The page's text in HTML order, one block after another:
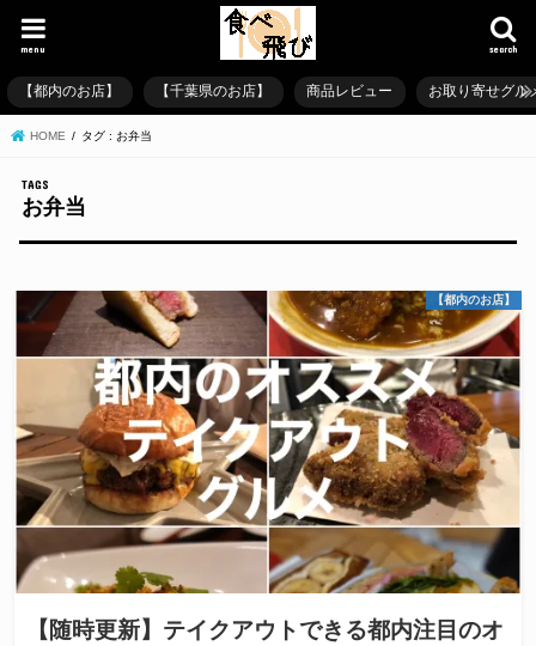
search
menu
【都内のお店】 【千葉県のお店】 商品レビュー お取り寄せグル
HOME タグ : お弁当
お弁当
【都内のお店】
【随時更新】テイクアウトできる都内注目のオ